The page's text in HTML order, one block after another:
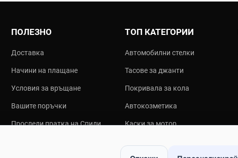
ПОЛЕЗНО
Доставка
Начини на плащане
Условия за връщане
Вашите поръчки
Проследи пратка на Спиди
ТОП КАТЕГОРИИ
Автомобилни стелки
Тасове за джанти
Покривала за кола
Автокозметика
Каски за мотор